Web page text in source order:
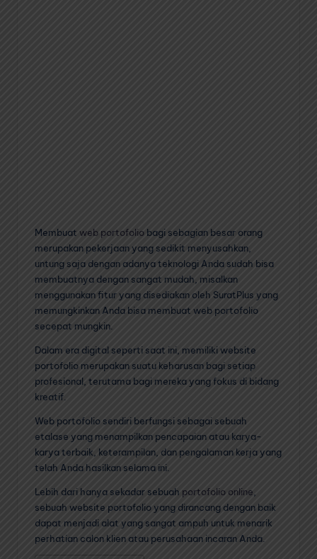
Membuat web portofolio bagi sebagian besar orang
merupakan pekerjaan yang sedikit menyusahkan,
untung saja dengan adanya teknologi Anda sudah bisa
membuatnya dengan sangat mudah, misalkan
menggunakan fitur yang disediakan oleh SuratPlus yang
memungkinkan Anda bisa membuat web portofolio
secepat mungkin.
Dalam era digital seperti saat ini, memiliki website
portofolio merupakan suatu keharusan bagi setiap
profesional, terutama bagi mereka yang fokus di bidang
kreatif.
Web portofolio sendiri berfungsi sebagai sebuah
etalase yang menampilkan pencapaian atau karya-
karya terbaik, keterampilan, dan pengalaman kerja yang
telah Anda hasilkan selama ini.
Lebih dari hanya sekadar sebuah portofolio online
sebuah website portofolio yang dirancang dengan baik
dapat menjadi alat yang sangat ampuh untuk menarik
perhatian calon klien atau perusahaan incaran Anda.